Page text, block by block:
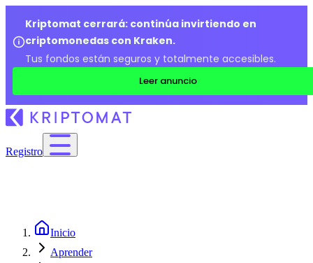
Kriptomat cerrará: continúa invirtiendo en
criptomonedas con Kraken.
Tus fondos están seguros y totalmente accesibles.
Leer anuncio
Registro
Inicio
Aprender